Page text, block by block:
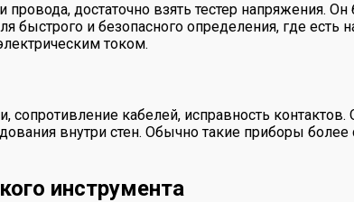
провода, достаточно взять тестер напряжения.
быстрого и безопасного определения, где есть
током.
кабелей, исправность
внутри стен. Обычно такие приборы
инструмента